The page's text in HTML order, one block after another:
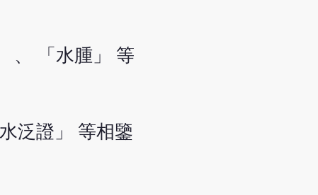
、 「水腫」 等
泛證」 等相鑒